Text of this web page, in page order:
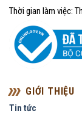
Thời gian làm việc:
GIỚI THIỆU
Tin tức